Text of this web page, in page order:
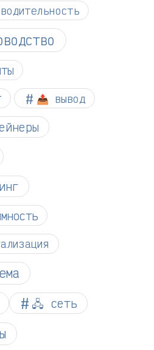
📤 вывод
🖧 сеть